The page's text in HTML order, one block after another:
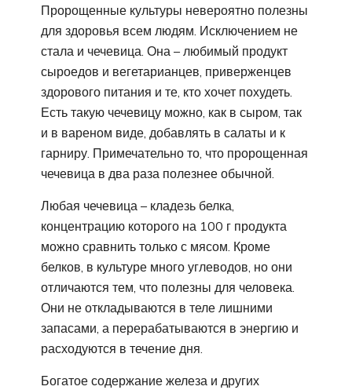
Пророщенные культуры невероятно полезны
для здоровья всем людям. Исключением не
стала и чечевица. Она – любимый продукт
сыроедов и вегетарианцев, приверженцев
здорового питания и те, кто хочет похудеть.
Есть такую чечевицу можно, как в сыром, так
и в вареном виде, добавлять в салаты и к
гарниру. Примечательно то, что пророщенная
чечевица в два раза полезнее обычной.
Любая чечевица – кладезь белка,
концентрацию которого на 100 г продукта
можно сравнить только с мясом. Кроме
белков, в культуре много углеводов, но они
отличаются тем, что полезны для человека.
Они не откладываются в теле лишними
запасами, а перерабатываются в энергию и
расходуются в течение дня.
Богатое содержание железа и других